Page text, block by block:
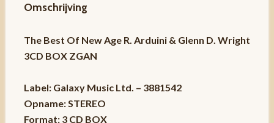
Omschrijving
The Best Of New Age R. Arduini & Glenn D. Wright
3CD BOX ZGAN
Label: Galaxy Music Ltd. – 3881542
Opname: STEREO
Format: 3 CD BOX